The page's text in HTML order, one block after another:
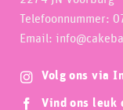
Telefoonnummer:
Email:
Volg ons via
Vind ons leuk